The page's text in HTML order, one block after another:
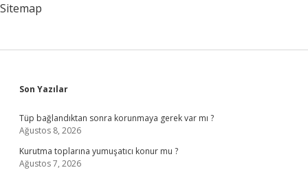
Sitemap
Sidebar
Son Yazılar
Tüp bağlandıktan sonra korunmaya gerek var mı ?
Ağustos 8, 2026
Kurutma toplarına yumuşatıcı konur mu ?
Ağustos 7, 2026